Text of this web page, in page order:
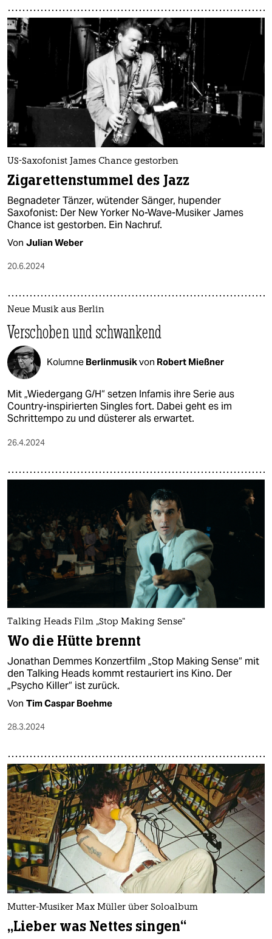
US-Saxofonist James Chance gestorben
Zigarettenstummel des Jazz
Begnadeter Tänzer, wütender Sänger, hupender
Saxofonist: Der New Yorker No-Wave-Musiker James
Chance ist gestorben. Ein Nachruf.
Von Julian Weber
20.6.2024
Neue Musik aus Berlin
Verschoben und schwankend
Kolumne Berlinmusikvon Robert Mießner
Mit „Wiedergang G/H“ setzen Infamis ihre Serie aus
Country-inspirierten Singles fort. Dabei geht es im
Schrittempo zu und düsterer als erwartet.
26.4.2024
Talking Heads Film „Stop Making Sense“
Wo die Hütte brennt
Jonathan Demmes Konzertfilm „Stop Making Sense“ mit
den Talking Heads kommt restauriert ins Kino. Der
„Psycho Killer“ ist zurück.
Von Tim Caspar Boehme
28.3.2024
Mutter-Musiker Max Müller über Soloalbum
„Lieber was Nettes singen“